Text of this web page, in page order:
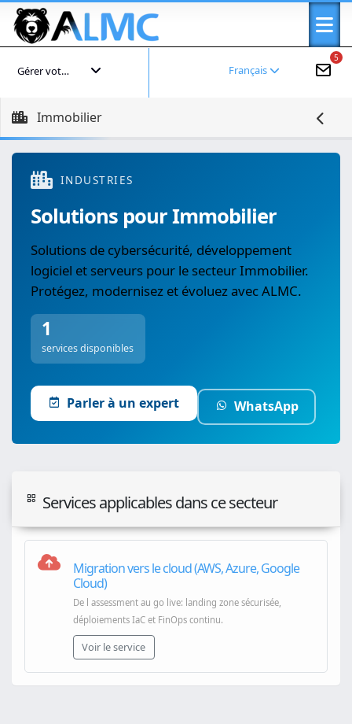
5
Français
Gérer votre compte
Immobilier
INDUSTRIES
Solutions pour Immobilier
Solutions de cybersécurité, développement
logiciel et serveurs pour le secteur Immobilier.
Protégez, modernisez et évoluez avec ALMC.
1
services disponibles
Parler à un expert WhatsApp
Services applicables dans ce secteur
Migration vers le cloud (AWS, Azure, Google
Cloud)
De l assessment au go live: landing zone sécurisée,
déploiements IaC et FinOps continu.
Voir le service